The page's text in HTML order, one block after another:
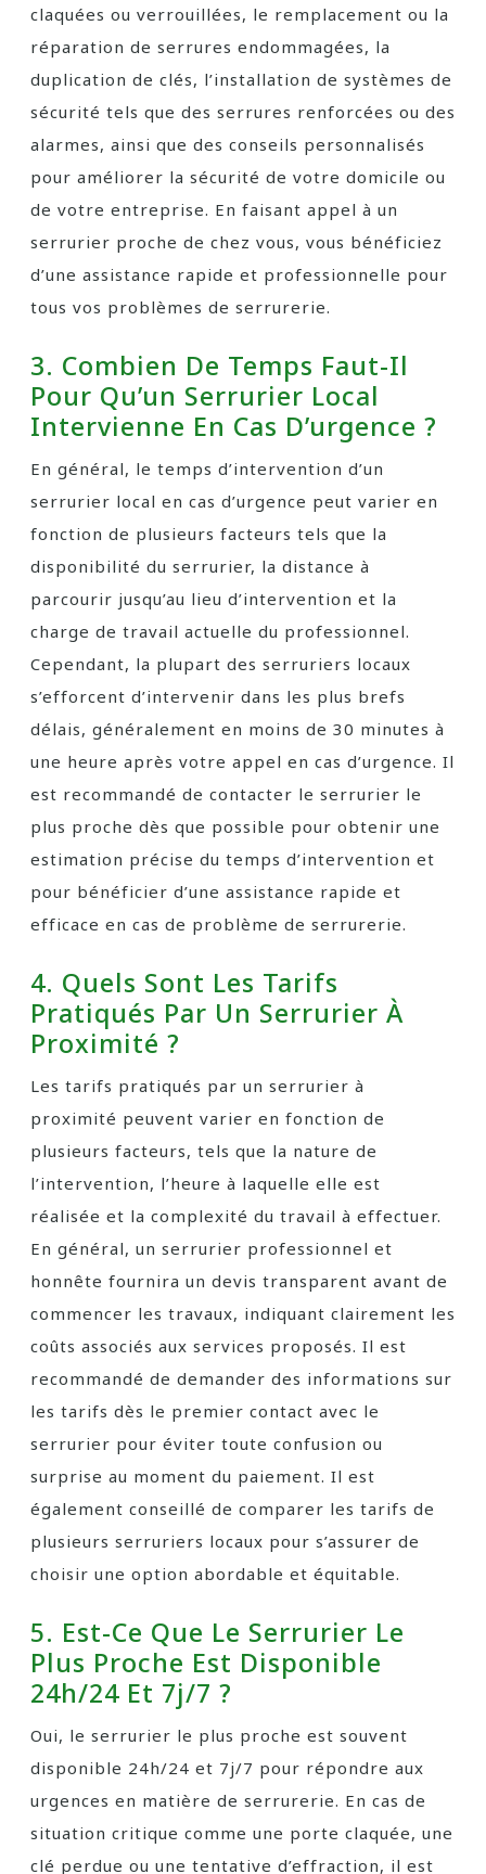
claquées ou verrouillées, le remplacement ou la
réparation de serrures endommagées, la
duplication de clés, l’installation de systèmes de
sécurité tels que des serrures renforcées ou des
alarmes, ainsi que des conseils personnalisés
pour améliorer la sécurité de votre domicile ou
de votre entreprise. En faisant appel à un
serrurier proche de chez vous, vous bénéficiez
d’une assistance rapide et professionnelle pour
tous vos problèmes de serrurerie.
3. Combien De Temps Faut-Il
Pour Qu’un Serrurier Local
Intervienne En Cas D’urgence ?
En général, le temps d’intervention d’un
serrurier local en cas d’urgence peut varier en
fonction de plusieurs facteurs tels que la
disponibilité du serrurier, la distance à
parcourir jusqu’au lieu d’intervention et la
charge de travail actuelle du professionnel.
Cependant, la plupart des serruriers locaux
s’efforcent d’intervenir dans les plus brefs
délais, généralement en moins de 30 minutes à
une heure après votre appel en cas d’urgence. Il
est recommandé de contacter le serrurier le
plus proche dès que possible pour obtenir une
estimation précise du temps d’intervention et
pour bénéficier d’une assistance rapide et
efficace en cas de problème de serrurerie.
4. Quels Sont Les Tarifs
Pratiqués Par Un Serrurier À
Proximité ?
Les tarifs pratiqués par un serrurier à
proximité peuvent varier en fonction de
plusieurs facteurs, tels que la nature de
l’intervention, l’heure à laquelle elle est
réalisée et la complexité du travail à effectuer.
En général, un serrurier professionnel et
honnête fournira un devis transparent avant de
commencer les travaux, indiquant clairement les
coûts associés aux services proposés. Il est
recommandé de demander des informations sur
les tarifs dès le premier contact avec le
serrurier pour éviter toute confusion ou
surprise au moment du paiement. Il est
également conseillé de comparer les tarifs de
plusieurs serruriers locaux pour s’assurer de
choisir une option abordable et équitable.
5. Est-Ce Que Le Serrurier Le
Plus Proche Est Disponible
24h/24 Et 7j/7 ?
Oui, le serrurier le plus proche est souvent
disponible 24h/24 et 7j/7 pour répondre aux
urgences en matière de serrurerie. En cas de
situation critique comme une porte claquée, une
clé perdue ou une tentative d’effraction, il est